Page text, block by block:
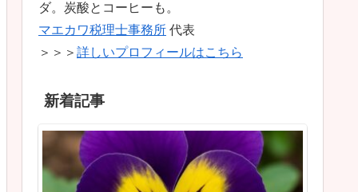
ダ。炭酸とコーヒーも。
マエカワ税理士事務所 代表
＞＞＞ 詳しいプロフィールはこちら
新着記事